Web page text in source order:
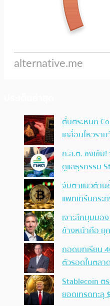
ตื่นตระหนก
เคลื่อนไหวรา
ก.ล.ต. ชงเข้ม
ดูแลธุรกรรม
จับตาแนวต้าน
แพทเทิร์นกร
เจาะลึกมุมมอ
ข้างหน้าคือ ยุ
ถอดบทเรียน
ตัวรอดในตลา
Stablecoin ต
ยอดเทรดทะลุ